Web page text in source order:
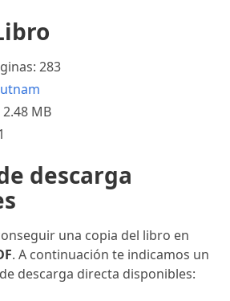
283
MB
descarga
una copia del libro en
. A continuación te indicamos un
descarga directa disponibles: